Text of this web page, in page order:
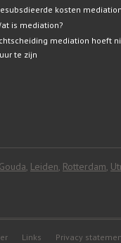
kosten
is mediation?
mediation hoeft
te zijn
Gouda, Leiden, Rotterdam,
Links Privacy